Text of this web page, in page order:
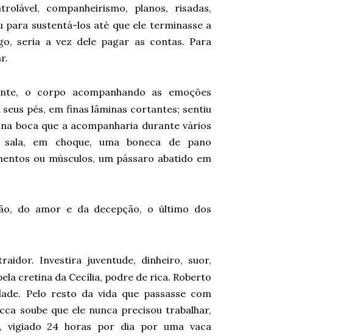
companheirismo, planos, risadas,
para sustentá-los até que ele terminasse a
seria a vez dele pagar as contas. Para
o corpo acompanhando as emoções
pés, em finas lâminas cortantes; sentiu
boca que a acompanharia durante vários
em choque, uma boneca de pano
ou músculos, um pássaro abatido em
do amor e da decepção, o último dos
Investira juventude, dinheiro, suor,
cretina da Cecília, podre de rica. Roberto
Pelo resto da vida que passasse com
soube que ele nunca precisou trabalhar,
vigiado 24 horas por dia por uma vaca